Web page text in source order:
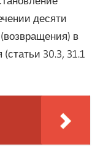
десяти
в
30.3, 31.1